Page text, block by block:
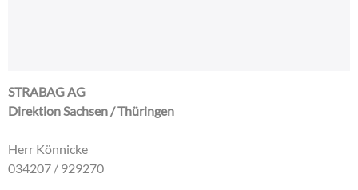
STRABAG AG
Direktion Sachsen / Thüringen
Herr Könnicke
034207 / 929270